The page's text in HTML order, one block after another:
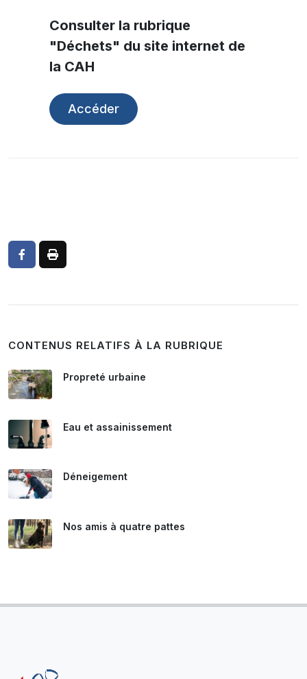
Consulter la rubrique
"Déchets" du site internet de
la CAH
Accéder
CONTENUS RELATIFS À LA RUBRIQUE
Propreté urbaine
Eau et assainissement
Déneigement
Nos amis à quatre pattes